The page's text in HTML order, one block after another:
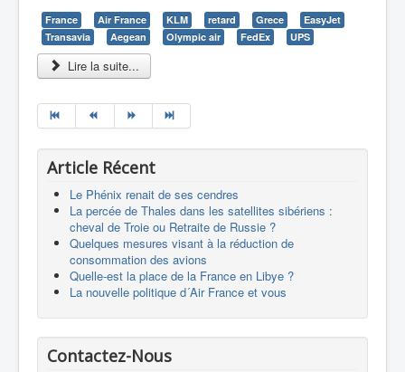
France Air France KLM retard Grece
EasyJet
Transavia
Aegean Olympic air FedEx UPS
Lire la suite...
Article Récent
Le Phénix renait de ses cendres
La percée de Thales dans les satellites sibériens :
cheval de Troie ou Retraite de Russie ?
Quelques mesures visant à la réduction de
consommation des avions
Quelle-est la place de la France en Libye ?
La nouvelle politique d´Air France et vous
Contactez-Nous